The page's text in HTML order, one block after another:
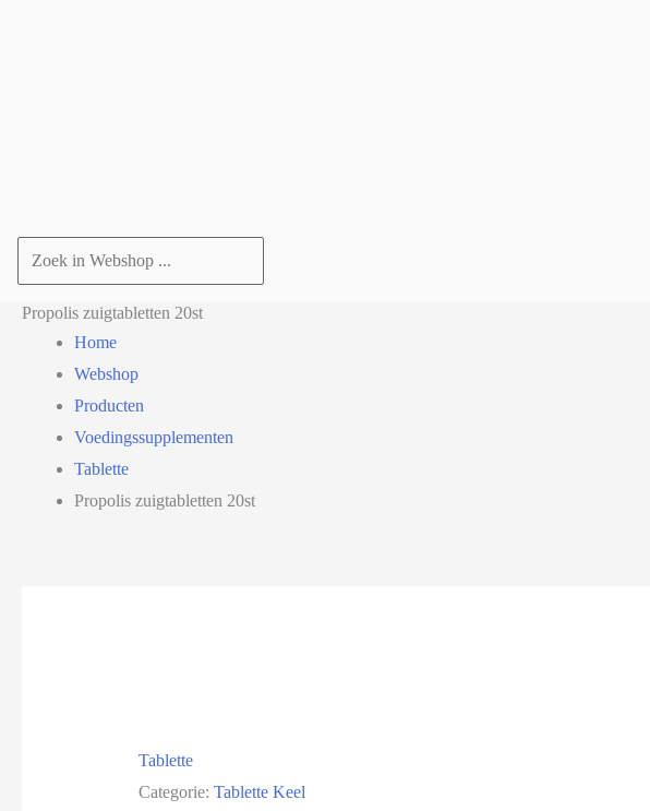
Propolis zuigtabletten 20st
Home
Webshop
Producten
Voedingssupplementen
Tablette
Propolis zuigtabletten 20st
Tablette
Categorie: Tablette Keel